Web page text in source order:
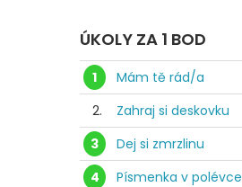
ÚKOLY ZA 1 BOD
1
Mám tě rád/a
2.
Zahraj si deskovku
3
Dej si zmrzlinu
4
Písmenka v polévce